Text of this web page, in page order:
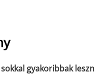
gyakoribbak